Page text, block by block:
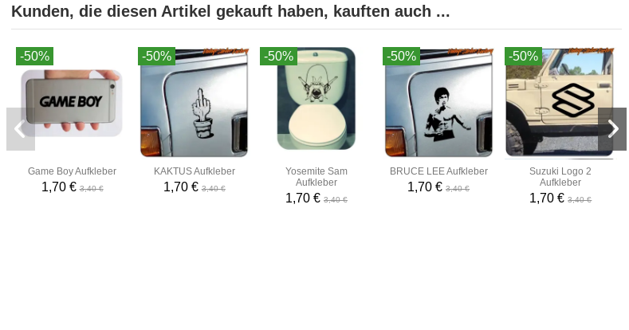
Kunden, die diesen Artikel gekauft haben, kauften auch ...
-50%
Game Boy Aufkleber
1,70 €3,40 €
-50%
KAKTUS Aufkleber
1,70 €3,40 €
-50%
Yosemite Sam
Aufkleber
1,70 € 3,40 €
-50%
BRUCE LEE Aufkleber
1,70 €3,40 €
-50%
Suzuki Logo 2
Aufkleber
1,70 €3,40 €